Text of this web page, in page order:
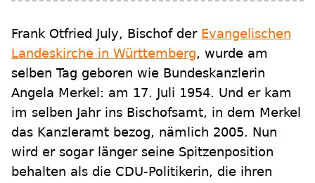
Frank Otfried July, Bischof der Evangelischen
Landeskirche in Württemberg, wurde am
selben Tag geboren wie Bundeskanzlerin
Angela Merkel: am 17. Juli 1954. Und er kam
im selben Jahr ins Bischofsamt, in dem Merkel
das Kanzleramt bezog, nämlich 2005. Nun
wird er sogar länger seine Spitzenposition
behalten als die CDU-Politikerin, die ihren